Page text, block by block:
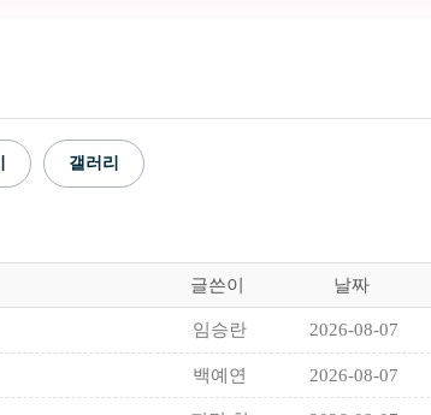
갤러리
글쓴이 날짜
임승란 2026-08-07
백예연 2026-08-07